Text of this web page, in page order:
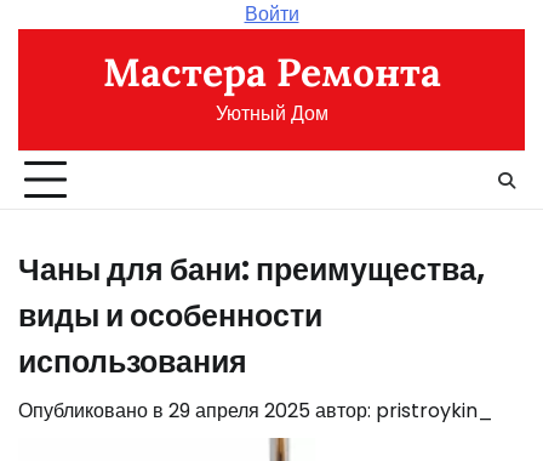
содержимому
Войти
Мастера Ремонта
Уютный Дом
Чаны для бани: преимущества,
виды и особенности
использования
Опубликовано в 29 апреля 2025автор: pristroykin_